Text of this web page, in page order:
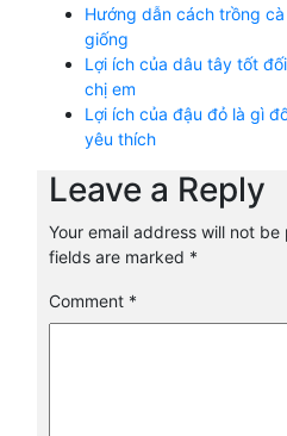
Hướng dẫn cách trồng
giống
Lợi ích của dâu tây tốt
chị em
Lợi ích của đậu đỏ là gì
yêu thích
Leave a Reply
Your email address will not be
fields are marked *
Comment *